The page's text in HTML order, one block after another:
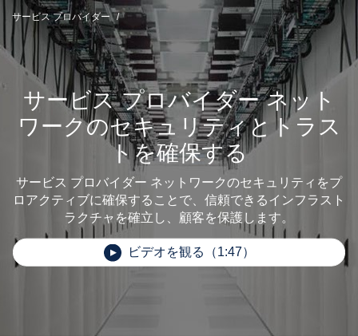
サービス プロバイダー
サービス プロバイダー ネット
ワークのセキュリティとトラス
トを確保する
サービス プロバイダー ネットワークのセキュリティをプ
ロアクティブに確保することで、信頼できるインフラスト
ラクチャを確立し、顧客を保護します。
ビデオを観る（1:47）